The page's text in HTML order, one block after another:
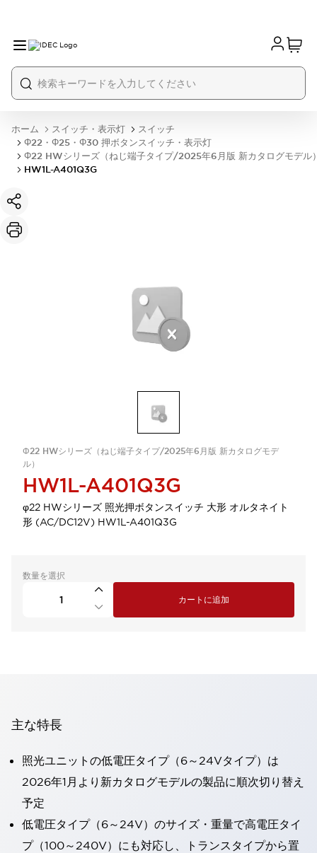
ホーム スイッチ・表示灯
スイッチ
Φ22・Φ25・Φ30 押ボタンスイッチ・表示灯
Φ22 HWシリーズ（ねじ端子タイプ/2025年6月版 新カタログモデル
HW1L-A401Q3G
Φ22 HWシリーズ（ねじ端子タイプ/2025年6月版 新カタログモデ
ル）
HW1L-A401Q3G
φ22 HWシリーズ 照光押ボタンスイッチ 大形 オルタネイト
形 (AC/DC12V) HW1L-A401Q3G
数量を選択
カートに追加
主な特長
照光ユニットの低電圧タイプ（6～24Vタイプ）は
2026年1月より新カタログモデルの製品に順次切り替え
予定
低電圧タイプ（6～24V）のサイズ・重量で高電圧タイ
プ（100～240V）にも対応し、トランスタイプから置